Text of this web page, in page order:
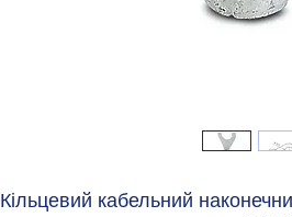
Кільцевий кабельний